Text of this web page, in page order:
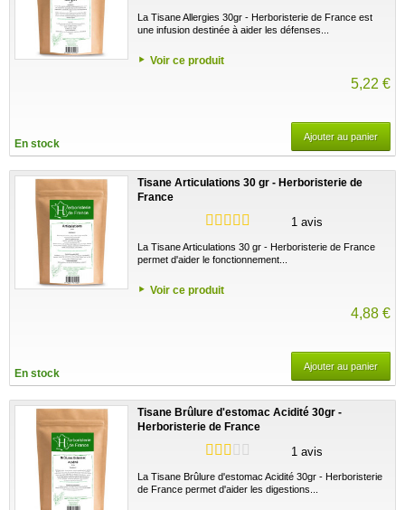
La Tisane Allergies 30gr - Herboristerie de France est
une infusion destinée à aider les défenses...
Voir ce produit
5,22 €
En stock
Ajouter au panier
Tisane Articulations 30 gr - Herboristerie de
France
1 avis
La Tisane Articulations 30 gr - Herboristerie de France
permet d'aider le fonctionnement...
Voir ce produit
4,88 €
En stock
Ajouter au panier
Tisane Brûlure d'estomac Acidité 30gr -
Herboristerie de France
1 avis
La Tisane Brûlure d'estomac Acidité 30gr - Herboristerie
de France permet d'aider les digestions...